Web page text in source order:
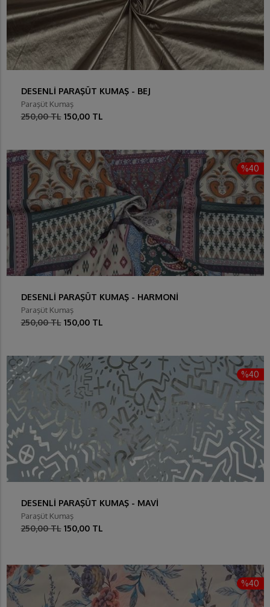
DESENLİ PARAŞÜT KUMAŞ - BEJ
Paraşüt Kumaş
250,00 TL 150,00 TL
%40
DESENLİ PARAŞÜT KUMAŞ - HARMONİ
Paraşüt Kumaş
250,00 TL 150,00 TL
%40
DESENLİ PARAŞÜT KUMAŞ - MAVİ
Paraşüt Kumaş
250,00 TL 150,00 TL
%40